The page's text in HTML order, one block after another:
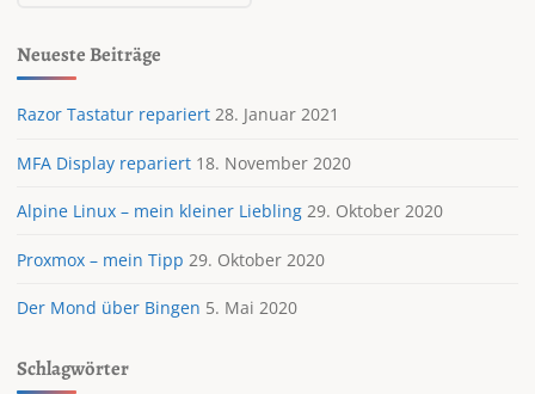
Neueste Beiträge
Razor Tastatur repariert 28. Januar 2021
MFA Display repariert 18. November 2020
Alpine Linux – mein kleiner Liebling 29. Oktober 2020
Proxmox – mein Tipp 29. Oktober 2020
Der Mond über Bingen 5. Mai 2020
Schlagwörter